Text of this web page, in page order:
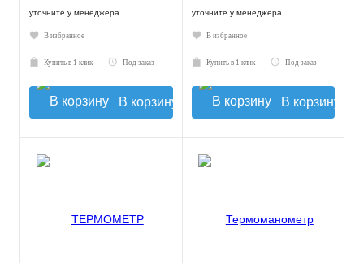
уточните у менеджера
В избранное
Купить в 1 клик Под заказ
В корзину
уточните у менеджера
В избранное
Купить в 1 клик Под заказ
В корзину